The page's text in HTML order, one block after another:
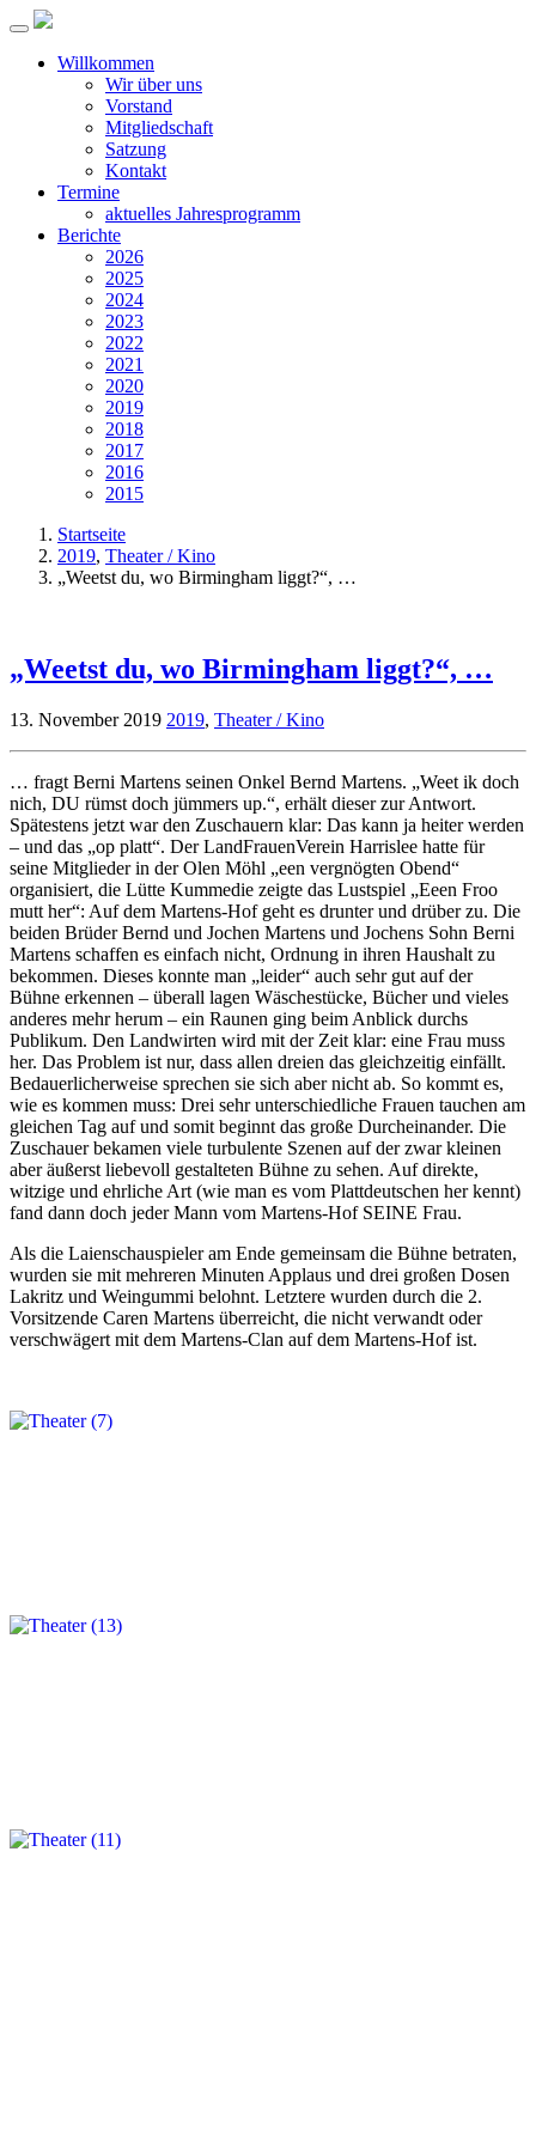
Willkommen
Wir über uns
Vorstand
Mitgliedschaft
Satzung
Kontakt
Termine
aktuelles Jahresprogramm
Berichte
2026
2025
2024
2023
2022
2021
2020
2019
2018
2017
2016
2015
Startseite
2019, Theater / Kino
„Weetst du, wo Birmingham liggt?“, …
„Weetst du, wo Birmingham liggt?“, …
13. November 2019 2019, Theater / Kino
… fragt Berni Martens seinen Onkel Bernd Martens. „Weet ik doch
nich, DU rümst doch jümmers up.“, erhält dieser zur Antwort.
Spätestens jetzt war den Zuschauern klar: Das kann ja heiter werden
– und das „op platt“. Der LandFrauenVerein Harrislee hatte für
seine Mitglieder in der Olen Möhl „een vergnögten Obend“
organisiert, die Lütte Kummedie zeigte das Lustspiel „Eeen Froo
mutt her“: Auf dem Martens-Hof geht es drunter und drüber zu. Die
beiden Brüder Bernd und Jochen Martens und Jochens Sohn Berni
Martens schaffen es einfach nicht, Ordnung in ihren Haushalt zu
bekommen. Dieses konnte man „leider“ auch sehr gut auf der
Bühne erkennen – überall lagen Wäschestücke, Bücher und vieles
anderes mehr herum – ein Raunen ging beim Anblick durchs
Publikum. Den Landwirten wird mit der Zeit klar: eine Frau muss
her. Das Problem ist nur, dass allen dreien das gleichzeitig einfällt.
Bedauerlicherweise sprechen sie sich aber nicht ab. So kommt es,
wie es kommen muss: Drei sehr unterschiedliche Frauen tauchen am
gleichen Tag auf und somit beginnt das große Durcheinander. Die
Zuschauer bekamen viele turbulente Szenen auf der zwar kleinen
aber äußerst liebevoll gestalteten Bühne zu sehen. Auf direkte,
witzige und ehrliche Art (wie man es vom Plattdeutschen her kennt)
fand dann doch jeder Mann vom Martens-Hof SEINE Frau.
Als die Laienschauspieler am Ende gemeinsam die Bühne betraten,
wurden sie mit mehreren Minuten Applaus und drei großen Dosen
Lakritz und Weingummi belohnt. Letztere wurden durch die 2.
Vorsitzende Caren Martens überreicht, die nicht verwandt oder
verschwägert mit dem Martens-Clan auf dem Martens-Hof ist.